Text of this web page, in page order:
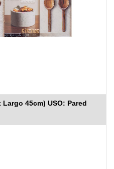
Largo 45cm) USO: Pared